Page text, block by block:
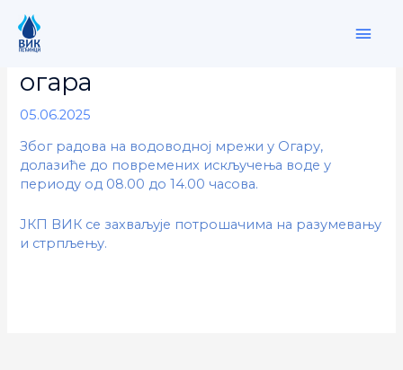
contentобавештење за мештане
огара
05.06.2025
Због радова на водоводној мрежи у Огару,
долазиће до повремених искључења воде у
периоду од 08.00 до 14.00 часова.
ЈКП ВИК се захваљује потрошачима на разумевању
и стрпљењу.